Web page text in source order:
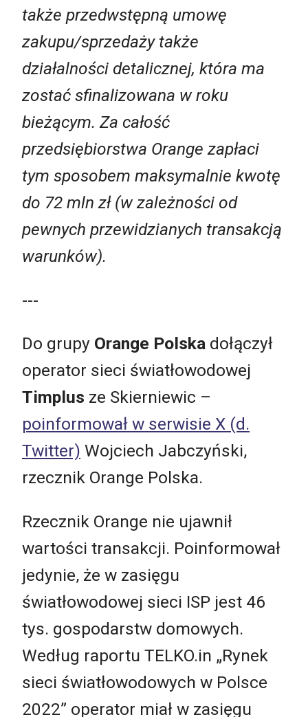
także przedwstępną umowę
zakupu/sprzedażytakże
działalności detalicznej, która ma
zostać sfinalizowana w roku
bieżącym. Za całość
przedsiębiorstwa Orange zapłaci
tym sposobem maksymalnie kwotę
do 72 mln zł (w zależności od
pewnych przewidzianych transakcją
warunków).
---
Do grupy Orange Polska dołączył
operator sieci światłowodowej
Timplus ze Skierniewic –
poinformował w serwisie X (d.
Twitter) Wojciech Jabczyński,
rzecznik Orange Polska.
Rzecznik Orange nie ujawnił
wartości transakcji. Poinformował
jedynie, że w zasięgu
światłowodowej sieci ISP jest 46
tys. gospodarstw domowych.
Według raportu TELKO.in „Rynek
sieci światłowodowych w Polsce
2022” operator miał w zasięgu